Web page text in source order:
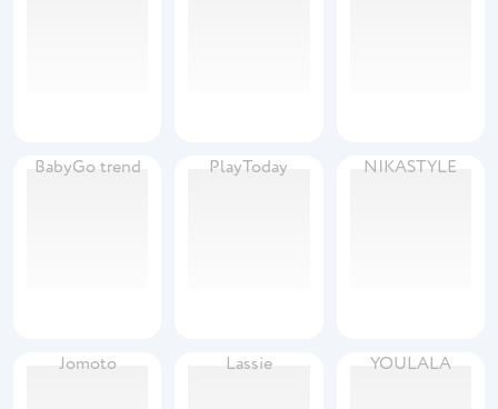
BabyGo trend PlayToday NIKASTYLE
Jomoto Lassie YOULALA